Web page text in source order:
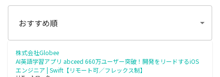
株式会社Globee
AI英語学習アプリ abceed 660万ユーザー突破！開発をリードするiOS
エンジニア | Swift【リモート可／フレックス制】